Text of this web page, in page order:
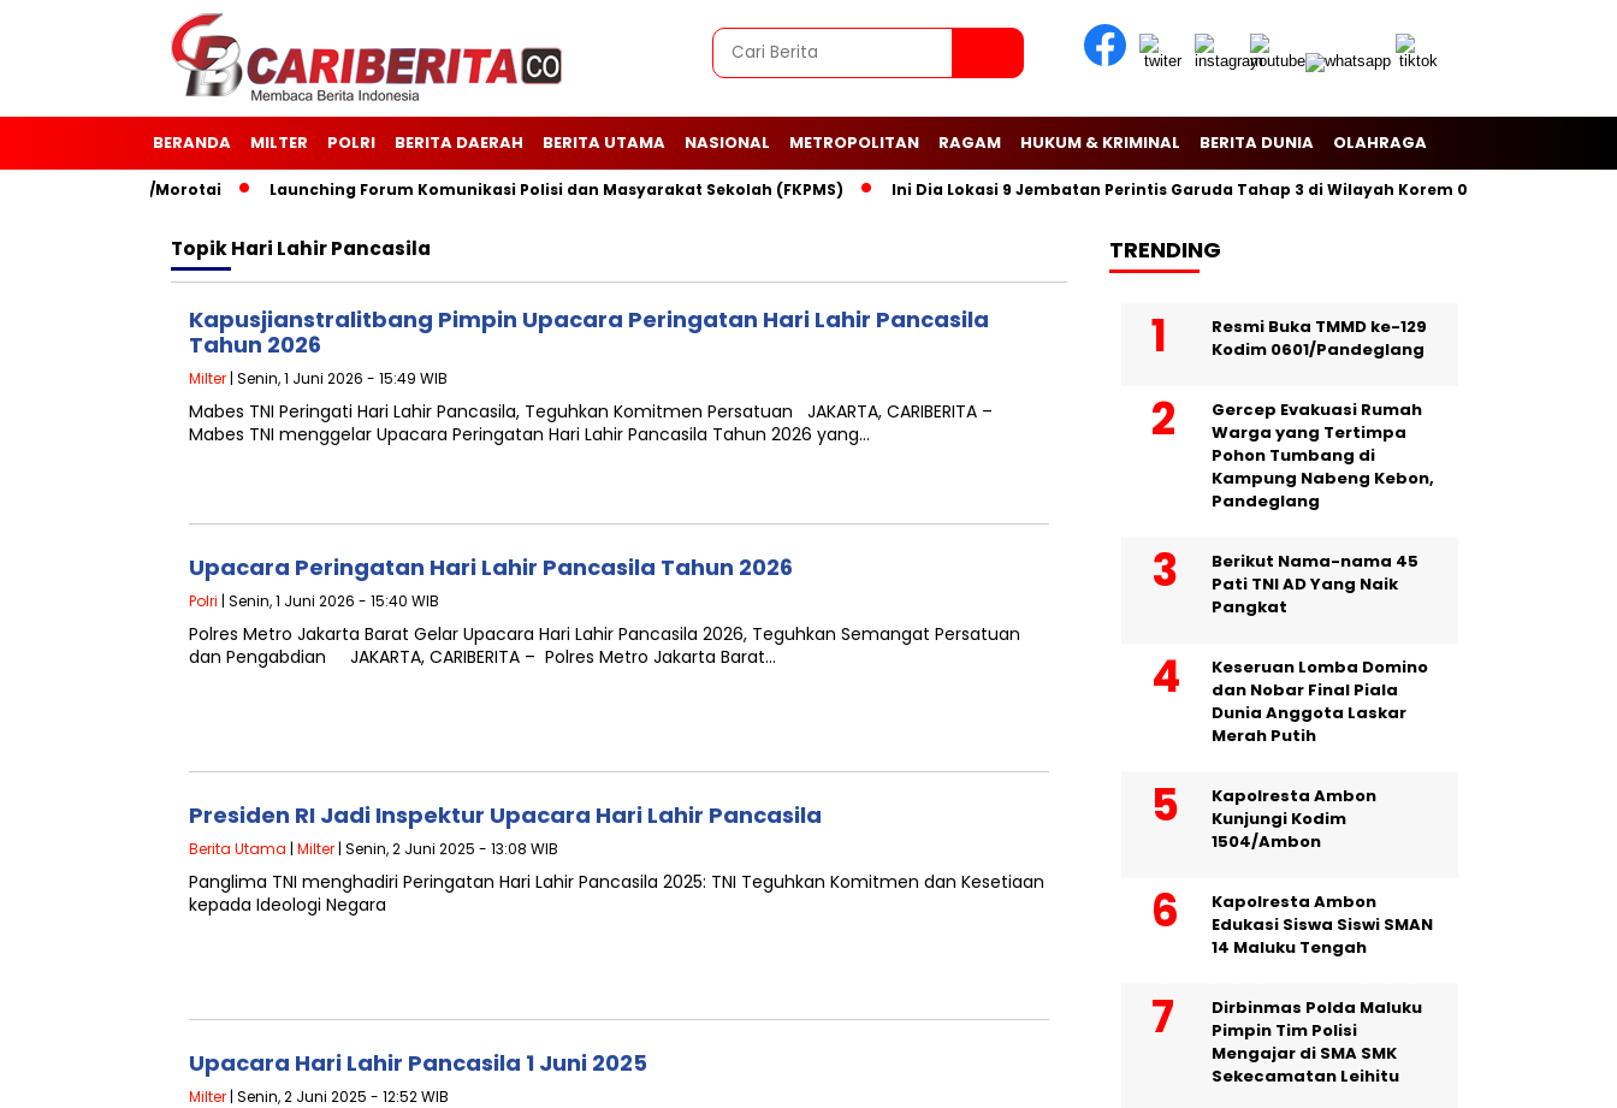
BERANDA MILTER POLRI BERITA DAERAH BERITA UTAMA NASIONAL METROPOLITAN RAGAM HUKUM & KRIMINAL BERITA DUNIA OLAHRAGA
Kodim 1514/Morotai Launching Forum Komunikasi Polisi dan Masyarakat Sekolah (FKPMS) Ini Dia Lokasi 9 Jembatan Perintis Garuda Tahap 3 di Wilayah Korem 081/Dsj
TopikHari Lahir Pancasila
Kapusjianstralitbang Pimpin Upacara Peringatan Hari Lahir Pancasila
Tahun 2026
Milter | Senin, 1 Juni 2026 - 15:49 WIB
Mabes TNI Peringati Hari Lahir Pancasila, Teguhkan Komitmen Persatuan JAKARTA, CARIBERITA –
Mabes TNI menggelar Upacara Peringatan Hari Lahir Pancasila Tahun 2026 yang…
Upacara Peringatan Hari Lahir Pancasila Tahun 2026
Polri | Senin, 1 Juni 2026 - 15:40 WIB
Polres Metro Jakarta Barat Gelar Upacara Hari Lahir Pancasila 2026, Teguhkan Semangat Persatuan
dan Pengabdian JAKARTA, CARIBERITA – Polres Metro Jakarta Barat…
Presiden RI Jadi Inspektur Upacara Hari Lahir Pancasila
Berita Utama | Milter | Senin, 2 Juni 2025 - 13:08 WIB
Panglima TNI menghadiri Peringatan Hari Lahir Pancasila 2025: TNI Teguhkan Komitmen dan Kesetiaan
kepada Ideologi Negara
Upacara Hari Lahir Pancasila 1 Juni 2025
Milter | Senin, 2 Juni 2025 - 12:52 WIB
TRENDING
Resmi Buka TMMD ke-129
Kodim 0601/Pandeglang
Gercep Evakuasi Rumah
Warga yang Tertimpa
Pohon Tumbang di
Kampung Nabeng Kebon,
Pandeglang
Berikut Nama-nama 45
Pati TNI AD Yang Naik
Pangkat
Keseruan Lomba Domino
dan Nobar Final Piala
Dunia Anggota Laskar
Merah Putih
Kapolresta Ambon
Kunjungi Kodim
1504/Ambon
Kapolresta Ambon
Edukasi Siswa Siswi SMAN
14 Maluku Tengah
Dirbinmas Polda Maluku
Pimpin Tim Polisi
Mengajar di SMA SMK
Sekecamatan Leihitu